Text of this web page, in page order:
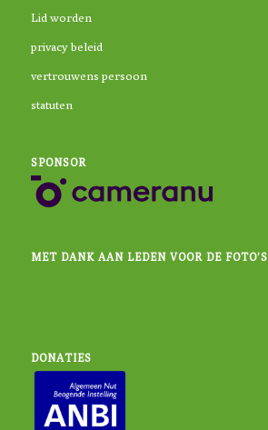
Lid worden
privacy beleid
vertrouwens persoon
statuten
SPONSOR
MET DANK AAN LEDEN VOOR DE FOTO’S
DONATIES